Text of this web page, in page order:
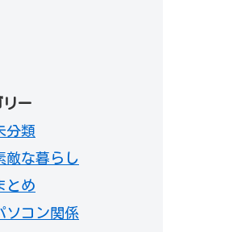
リー
分類
敵な暮らし
とめ
ソコン関係